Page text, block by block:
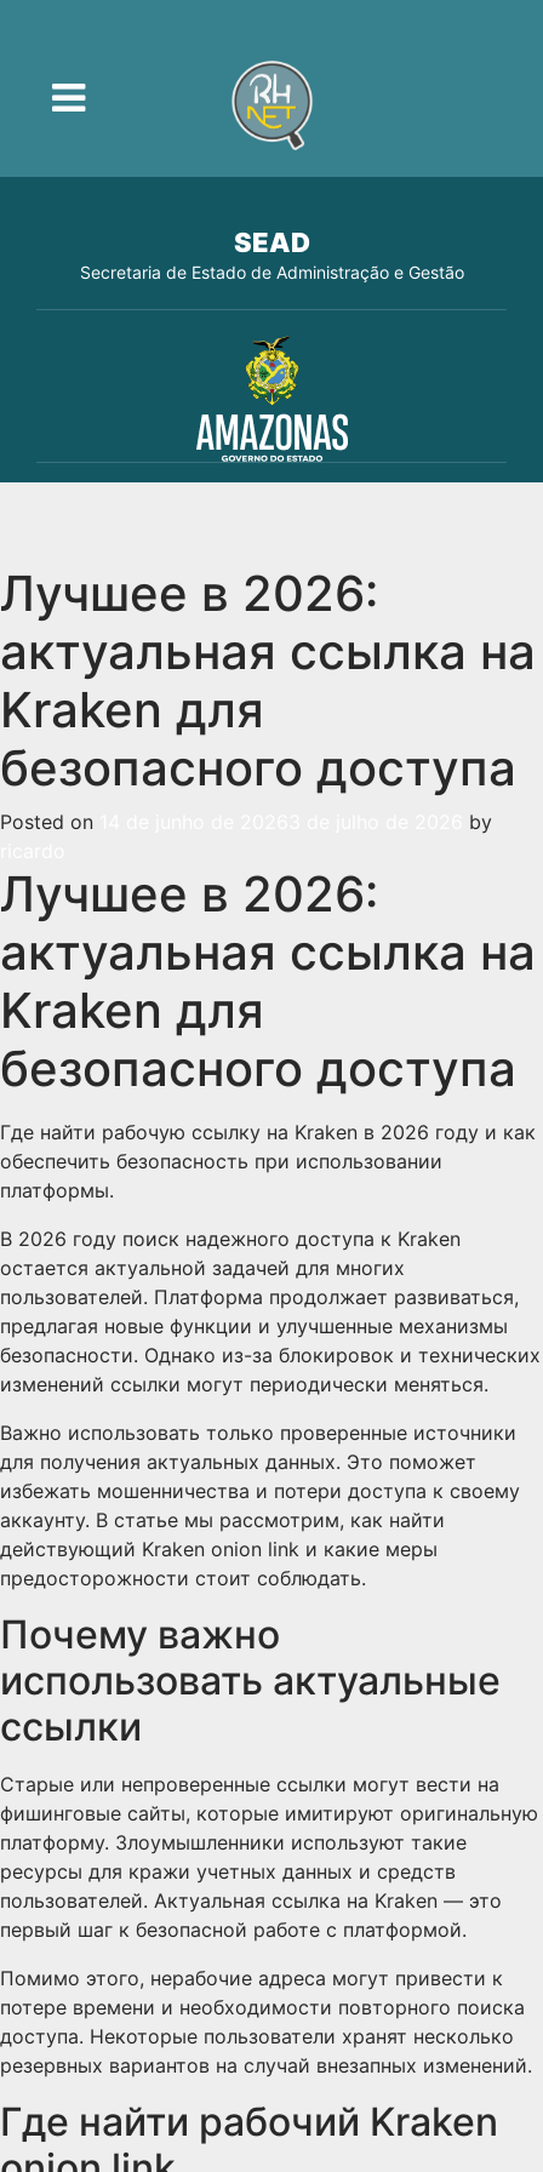
SEAD
Secretaria de Estado de Administração e Gestão
Лучшее в 2026:
актуальная ссылка на
Kraken для
безопасного доступа
Posted on
by
Лучшее в 2026:
актуальная ссылка на
Kraken для
безопасного доступа
Где найти рабочую ссылку на Kraken в 2026 году и как
обеспечить безопасность при использовании
платформы.
В 2026 году поиск надежного доступа к Kraken
остается актуальной задачей для многих
пользователей. Платформа продолжает развиваться,
предлагая новые функции и улучшенные механизмы
безопасности. Однако из-за блокировок и технических
изменений ссылки могут периодически меняться.
Важно использовать только проверенные источники
для получения актуальных данных. Это поможет
избежать мошенничества и потери доступа к своему
аккаунту. В статье мы рассмотрим, как найти
действующий Kraken onion link и какие меры
предосторожности стоит соблюдать.
Почему важно
использовать актуальные
ссылки
Старые или непроверенные ссылки могут вести на
фишинговые сайты, которые имитируют оригинальную
платформу. Злоумышленники используют такие
ресурсы для кражи учетных данных и средств
пользователей. Актуальная ссылка на Kraken — это
первый шаг к безопасной работе с платформой.
Помимо этого, нерабочие адреса могут привести к
потере времени и необходимости повторного поиска
доступа. Некоторые пользователи хранят несколько
резервных вариантов на случай внезапных изменений.
Где найти рабочий Kraken